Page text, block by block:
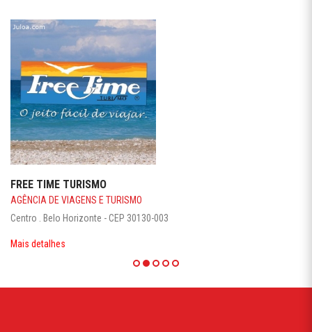
FREE TIME TURISMO
AGÊNCIA DE VIAGENS E TURISMO
Centro . Belo Horizonte - CEP 30130-003
Mais detalhes